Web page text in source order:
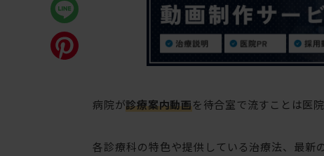
病院が診療案内動画を待合室で流すことは医
各診療科の特色や提供している治療法、最新